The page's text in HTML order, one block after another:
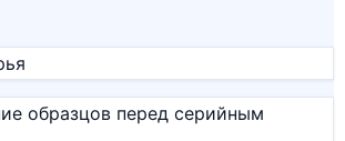
образцов перед серийным